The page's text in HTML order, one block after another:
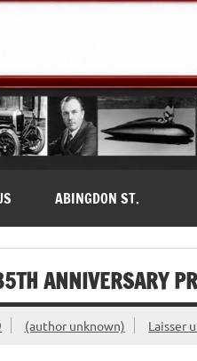
ABINGDON ST.
ANNIVERSARY
(author unknown) Laisser